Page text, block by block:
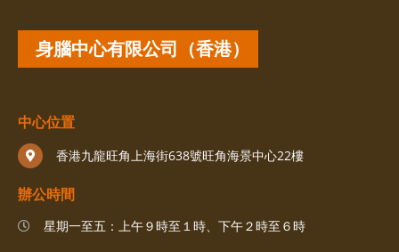
身腦中心有限公司（香港）
中心位置
香港九龍旺角上海街638號旺角海景中心22樓
辦公時間
星期一至五：上午９時至１時、下午２時至６時